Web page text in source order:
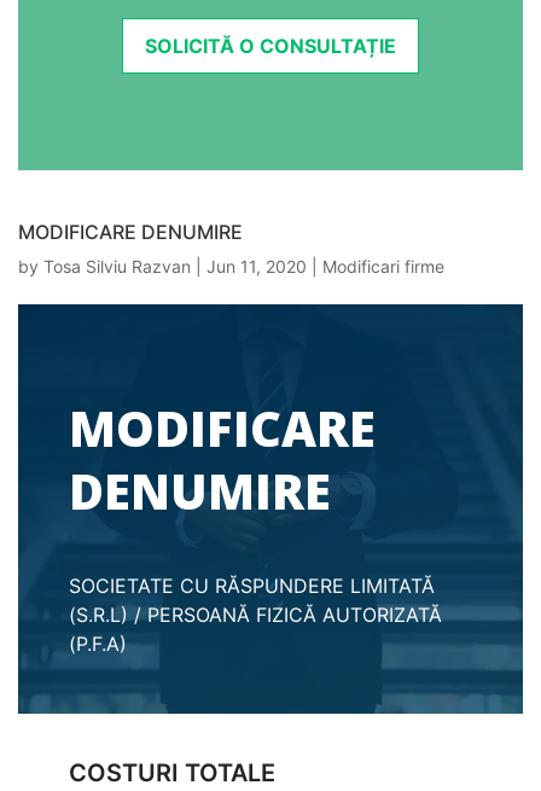
SOLICITĂ O CONSULTAȚIE
MODIFICARE DENUMIRE
by Tosa Silviu Razvan Jun 11, 2020 Modificari firme
MODIFICARE
DENUMIRE
SOCIETATE CU RĂSPUNDERE LIMITATĂ
(S.R.L) / PERSOANĂ FIZICĂ AUTORIZATĂ
(P.F.A)
COSTURI TOTALE